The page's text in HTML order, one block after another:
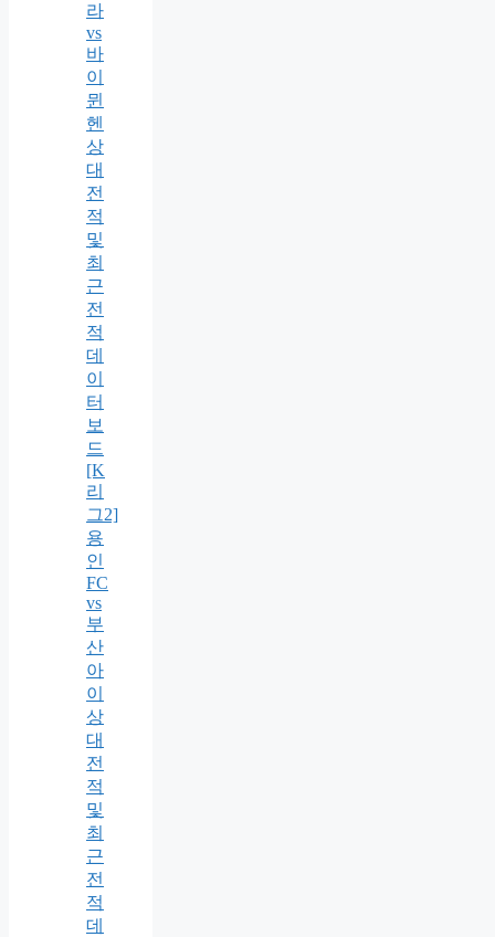
라
vs
바
이
뮌
헨
상
대
전
적
및
최
근
전
적
데
이
터
보
드
[K
리
그2]
용
인
FC
vs
부
산
아
이
상
대
전
적
및
최
근
전
적
데